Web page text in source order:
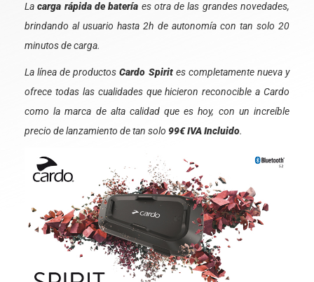
Lacarga rápida de batería es otra de las grandes novedades,
brindando al usuario hasta 2h de autonomía con tan solo 20
minutos de carga.
La línea de productosCardo Spirites completamente nueva y
ofrece todas las cualidades que hicieron reconocible a Cardo
como la marca de alta calidad que es hoy, con un increíble
precio de lanzamiento de tan solo 99€ IVA Incluido.